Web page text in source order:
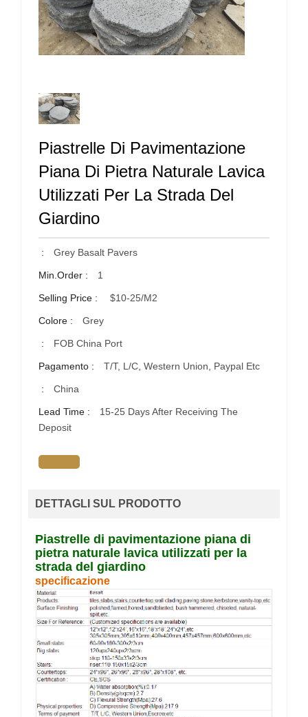
Piastrelle Di Pavimentazione
Piana Di Pietra Naturale Lavica
Utilizzati Per La Strada Del
Giardino
: Grey Basalt Pavers
Min.Order : 1
Selling Price : $10-25/m2
Colore : Grey
: FOB China Port
Pagamento : T/T, L/C, Western Union, Paypal Etc
: China
Lead Time :
15-25 Days After Receiving The
Deposit
DETTAGLI SUL PRODOTTO
Piastrelle di pavimentazione piana di
pietra naturale lavica utilizzati per la
strada del giardino
specificazione